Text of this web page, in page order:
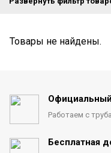
Товары не найдены.
Работаем с
Бесплатная